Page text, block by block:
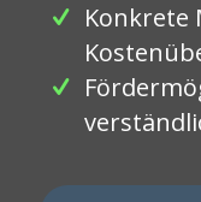
Konkrete